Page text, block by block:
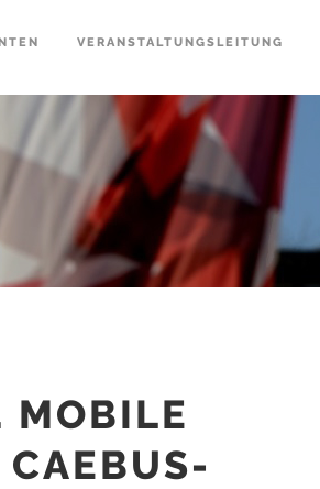
VERANSTALTUNGSLEITUNG
MOBILE
CAEBUS-